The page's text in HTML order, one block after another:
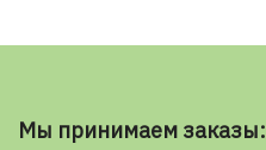
Мы принимаем заказы: